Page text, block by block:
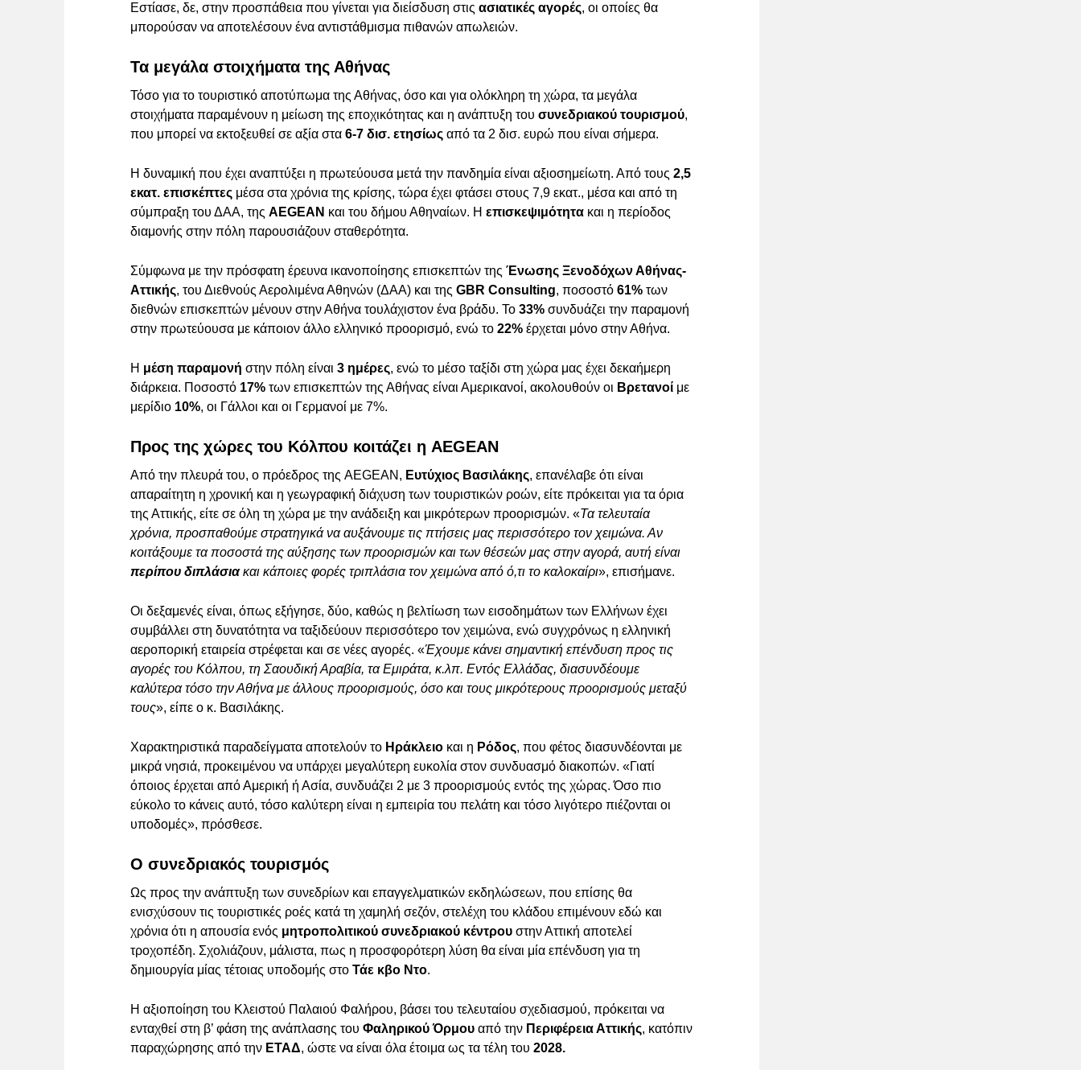
Εστίασε, δε, στην προσπάθεια που γίνεται για διείσδυση στις ασιατικές αγορές, οι οποίες θα
μπορούσαν να αποτελέσουν ένα αντιστάθμισμα πιθανών απωλειών.
Τα μεγάλα στοιχήματα της Αθήνας
Τόσο για το τουριστικό αποτύπωμα της Αθήνας, όσο και για ολόκληρη τη χώρα, τα μεγάλα
στοιχήματα παραμένουν η μείωση της εποχικότητας και η ανάπτυξη του συνεδριακού τουρισμού,
που μπορεί να εκτοξευθεί σε αξία στα 6-7 δισ. ετησίως από τα 2 δισ. ευρώ που είναι σήμερα.
Η δυναμική που έχει αναπτύξει η πρωτεύουσα μετά την πανδημία είναι αξιοσημείωτη. Από τους 2,5
εκατ. επισκέπτες μέσα στα χρόνια της κρίσης, τώρα έχει φτάσει στους 7,9 εκατ., μέσα και από τη
σύμπραξη του ΔΑΑ, της AEGEAN και του δήμου Αθηναίων. Η επισκεψιμότητα και η περίοδος
διαμονής στην πόλη παρουσιάζουν σταθερότητα.
Σύμφωνα με την πρόσφατη έρευνα ικανοποίησης επισκεπτών της Ένωσης Ξενοδόχων Αθήνας-
Αττικής, του Διεθνούς Αερολιμένα Αθηνών (ΔΑΑ) και της GBR Consulting, ποσοστό 61% των
διεθνών επισκεπτών μένουν στην Αθήνα τουλάχιστον ένα βράδυ. Το 33% συνδυάζει την παραμονή
στην πρωτεύουσα με κάποιον άλλο ελληνικό προορισμό, ενώ το 22% έρχεται μόνο στην Αθήνα.
Η μέση παραμονή στην πόλη είναι 3 ημέρες, ενώ το μέσο ταξίδι στη χώρα μας έχει δεκαήμερη
διάρκεια. Ποσοστό 17% των επισκεπτών της Αθήνας είναι Αμερικανοί, ακολουθούν οι Βρετανοί με
μερίδιο 10%, οι Γάλλοι και οι Γερμανοί με 7%.
Προς της χώρες του Κόλπου κοιτάζει η AEGEAN
Από την πλευρά του, ο πρόεδρος της AEGEAN, Ευτύχιος Βασιλάκης, επανέλαβε ότι είναι
απαραίτητη η χρονική και η γεωγραφική διάχυση των τουριστικών ροών, είτε πρόκειται για τα όρια
της Αττικής, είτε σε όλη τη χώρα με την ανάδειξη και μικρότερων προορισμών. «Τα τελευταία
χρόνια, προσπαθούμε στρατηγικά να αυξάνουμε τις πτήσεις μας περισσότερο τον χειμώνα. Αν
κοιτάξουμε τα ποσοστά της αύξησης των προορισμών και των θέσεών μας στην αγορά, αυτή είναι
περίπου διπλάσιακαι κάποιες φορές τριπλάσια τον χειμώνα από ό,τι το καλοκαίρι», επισήμανε.
Οι δεξαμενές είναι, όπως εξήγησε, δύο, καθώς η βελτίωση των εισοδημάτων των Ελλήνων έχει
συμβάλλει στη δυνατότητα να ταξιδεύουν περισσότερο τον χειμώνα, ενώ συγχρόνως η ελληνική
αεροπορική εταιρεία στρέφεται και σε νέες αγορές. «Έχουμε κάνει σημαντική επένδυση προς τις
αγορές του Κόλπου, τη Σαουδική Αραβία, τα Εμιράτα, κ.λπ. Εντός Ελλάδας, διασυνδέουμε
καλύτερα τόσο την Αθήνα με άλλους προορισμούς, όσο και τους μικρότερους προορισμούς μεταξύ
τους», είπε ο κ. Βασιλάκης.
Χαρακτηριστικά παραδείγματα αποτελούν το Ηράκλειο και η Ρόδος, που φέτος διασυνδέονται με
μικρά νησιά, προκειμένου να υπάρχει μεγαλύτερη ευκολία στον συνδυασμό διακοπών. «Γιατί
όποιος έρχεται από Αμερική ή Ασία, συνδυάζει 2 με 3 προορισμούς εντός της χώρας. Όσο πιο
εύκολο το κάνεις αυτό, τόσο καλύτερη είναι η εμπειρία του πελάτη και τόσο λιγότερο πιέζονται οι
υποδομές», πρόσθεσε.
Ο συνεδριακός τουρισμός
Ως προς την ανάπτυξη των συνεδρίων και επαγγελματικών εκδηλώσεων, που επίσης θα
ενισχύσουν τις τουριστικές ροές κατά τη χαμηλή σεζόν, στελέχη του κλάδου επιμένουν εδώ και
χρόνια ότι η απουσία ενός μητροπολιτικού συνεδριακού κέντρου στην Αττική αποτελεί
τροχοπέδη. Σχολιάζουν, μάλιστα, πως η προσφορότερη λύση θα είναι μία επένδυση για τη
δημιουργία μίας τέτοιας υποδομής στο Τάε κβο Ντο.
Η αξιοποίηση του Κλειστού Παλαιού Φαλήρου, βάσει του τελευταίου σχεδιασμού, πρόκειται να
ενταχθεί στη β’ φάση της ανάπλασης του Φαληρικού Όρμου από την Περιφέρεια Αττικής, κατόπιν
παραχώρησης από την ΕΤΑΔ, ώστε να είναι όλα έτοιμα ως τα τέλη του 2028.